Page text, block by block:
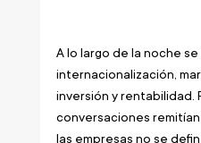
A lo largo de la noche
internacionalización,
inversión y rentabilidad.
conversaciones remitían
las empresas no se